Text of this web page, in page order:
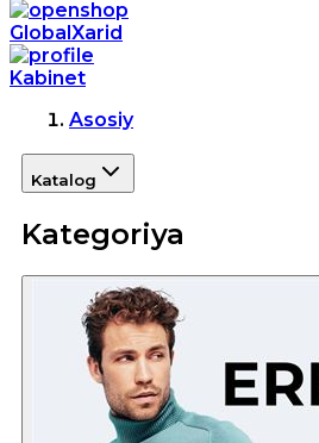
GlobalXarid
Kabinet
Asosiy
Katalog
Kategoriya